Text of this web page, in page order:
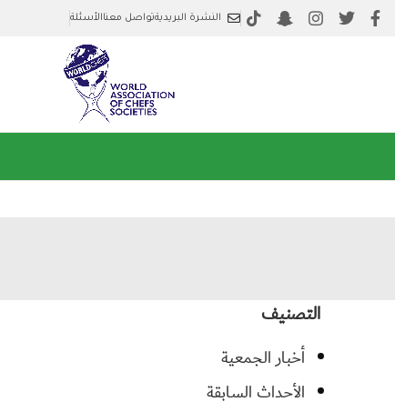
النشرة البريديةتواصل معناالأسئلة
التصنيف
أخبار الجمعية
الأحداث السابقة